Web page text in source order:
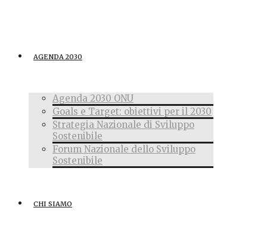
AGENDA 2030
Agenda 2030 ONU
Goals e Target: obiettivi per il 2030
Strategia Nazionale di Sviluppo
Sostenibile
Forum Nazionale dello Sviluppo
Sostenibile
CHI SIAMO